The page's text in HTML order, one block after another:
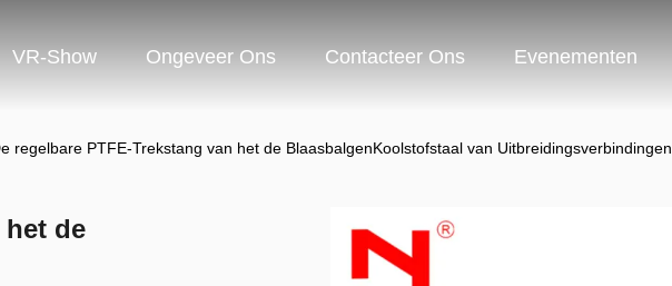
VR-Show Ongeveer Ons Contacteer Ons Evenementen
regelbare PTFE-Trekstang van het de BlaasbalgenKoolstofstaal van Uitbreidingsverbindingen
het de